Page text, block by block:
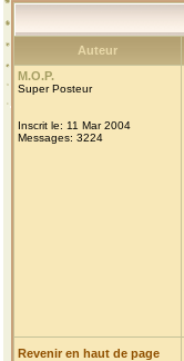
Auteur
M.O.P.
Super Posteur
Inscrit le: 11 Mar 2004
Messages: 3224
Revenir en haut de page